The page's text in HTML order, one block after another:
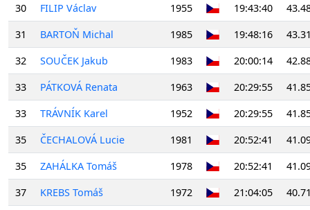
30
FILIP Václav 1955 19:43:40
31
BARTOŇ Michal 1985 19:48:16
32
SOUČEK Jakub 1983 20:00:14
33
PÁTKOVÁ Renata 1963 20:29:55
33
TRÁVNÍK Karel 1952 20:29:55
35
ČECHALOVÁ Lucie 1981 20:52:41
35
ZAHÁLKA Tomáš 1978 20:52:41
37
KREBS Tomáš 1972 21:04:05